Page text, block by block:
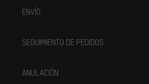
ENVÍO
SEGUIMIENTO DE PEDIDOS
ANULACIÓN